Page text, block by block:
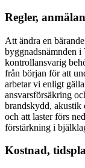
Regler,
Att ändra en
byggnadsnämnden
kontrollansvarig
från början för att
arbetar vi enligt
ansvarsförsäkring
brandskydd, akustik
och att laster förs
förstärkning i
Kostnad,